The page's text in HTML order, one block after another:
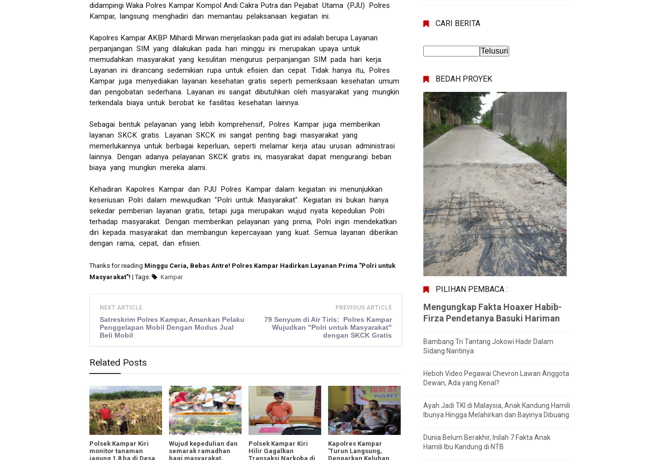
didampingi Waka Polres Kampar Kompol Andi Cakra Putra dan Pejabat Utama (PJU) Polres
Kampar, langsung menghadiri dan memantau pelaksanaan kegiatan ini.
Kapolres Kampar AKBP Mihardi Mirwan menjelaskan pada giat ini adalah berupa Layanan
perpanjangan SIM yang dilakukan pada hari minggu ini merupakan upaya untuk
memudahkan masyarakat yang kesulitan mengurus perpanjangan SIM pada hari kerja.
Layanan ini dirancang sedemikian rupa untuk efisien dan cepat. Tidak hanya itu, Polres
Kampar juga menyediakan layanan kesehatan gratis seperti pemeriksaan kesehatan umum
dan pengobatan sederhana. Layanan ini sangat dibutuhkan oleh masyarakat yang mungkin
terkendala biaya untuk berobat ke fasilitas kesehatan lainnya.
Sebagai bentuk pelayanan yang lebih komprehensif, Polres Kampar juga memberikan
layanan SKCK gratis. Layanan SKCK ini sangat penting bagi masyarakat yang
memerlukannya untuk berbagai keperluan, seperti melamar kerja atau urusan administrasi
lainnya. Dengan adanya pelayanan SKCK gratis ini, masyarakat dapat mengurangi beban
biaya yang mungkin mereka alami.
Kehadiran Kapolres Kampar dan PJU Polres Kampar dalam kegiatan ini menunjukkan
keseriusan Polri dalam mewujudkan "Polri untuk Masyarakat". Kegiatan ini bukan hanya
sekedar pemberian layanan gratis, tetapi juga merupakan wujud nyata kepedulian Polri
terhadap masyarakat. Dengan memberikan pelayanan yang prima, Polri ingin mendekatkan
diri kepada masyarakat dan membangun kepercayaan yang kuat. Semua layanan diberikan
dengan rama, cepat, dan efisien.
Thanks for reading Minggu Ceria, Bebas Antre! Polres Kampar Hadirkan Layanan Prima "Polri untuk
Masyarakat"! | Tags: Kampar
NEXT ARTICLE
Satreskrim Polres Kampar, Amankan Pelaku
Penggelapan Mobil Dengan Modus Jual
Beli Mobil
PREVIOUS ARTICLE
79 Senyum di Air Tiris: Polres Kampar
Wujudkan "Polri untuk Masyarakat"
dengan SKCK Gratis
Related Posts
Polsek Kampar Kiri
monitor tanaman
jagung 1,8 ha di Desa
Wujud kepedulian dan
semarak ramadhan
bagi masyarakat,
Polsek Kampar Kiri
Hilir Gagalkan
Transaksi Narkoba di
Kapolres Kampar
'Turun Langsung,
Dengarkan Keluhan
CARI BERITA
BEDAH PROYEK
PILIHAN PEMBACA :
Mengungkap Fakta Hoaxer Habib-
Firza Pendetanya Basuki Hariman
Bambang Tri Tantang Jokowi Hadir Dalam
Sidang Nantinya
Heboh Video Pegawai Chevron Lawan Anggota
Dewan, Ada yang Kenal?
Ayah Jadi TKI di Malaysia, Anak Kandung Hamili
Ibunya Hingga Melahirkan dan Bayinya Dibuang
Dunia Belum Berakhir, Inilah 7 Fakta Anak
Hamili Ibu Kandung di NTB